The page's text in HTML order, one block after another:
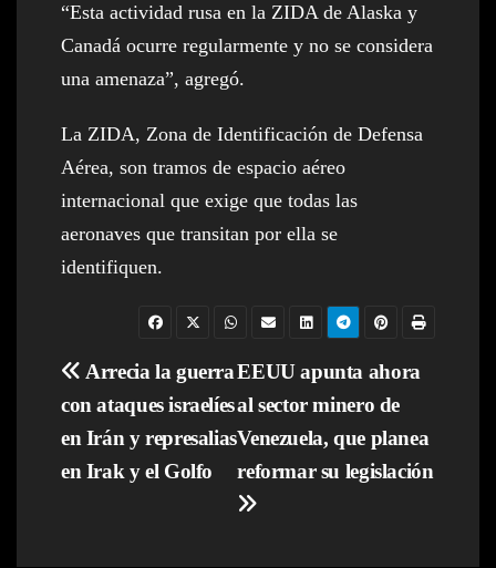
“Esta actividad rusa en la ZIDA de Alaska y
Canadá ocurre regularmente y no se considera
una amenaza”, agregó.
La ZIDA, Zona de Identificación de Defensa
Aérea, son tramos de espacio aéreo
internacional que exige que todas las
aeronaves que transitan por ella se
identifiquen.
Navegación
de
entradas
EEUU apunta ahora
al sector minero de
Venezuela, que planea
reformar su legislación
Arrecia la guerra
con ataques israelíes
en Irán y represalias
en Irak y el Golfo